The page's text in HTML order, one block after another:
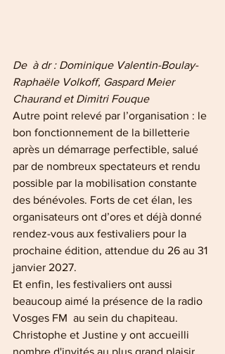
De  à dr : Dominique Valentin-Boulay-
Raphaële Volkoff, Gaspard Meier
Chaurand et Dimitri Fouque
Autre point relevé par l’organisation : le
bon fonctionnement de la billetterie
après un démarrage perfectible, salué
par de nombreux spectateurs et rendu
possible par la mobilisation constante
des bénévoles. Forts de cet élan, les
organisateurs ont d’ores et déjà donné
rendez-vous aux festivaliers pour la
prochaine édition, attendue du 26 au 31
janvier 2027.
Et enfin, les festivaliers ont aussi
beaucoup aimé la présence de la radio
Vosges FM  au sein du chapiteau.
Christophe et Justine y ont accueilli
nombre d'invités au plus grand plaisir